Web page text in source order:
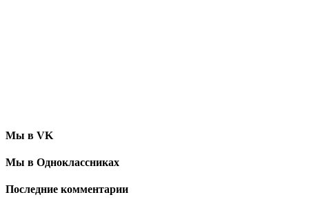
Мы в VK
Мы в Одноклассниках
Последние комментарии